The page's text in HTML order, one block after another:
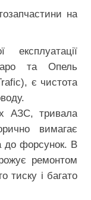
на
та Опель
є чистота
АЗС, тривала
вимагає
до форсунок. В
ремонтом
тиску і багато